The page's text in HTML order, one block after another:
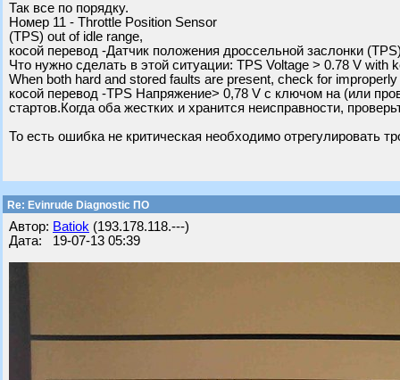
Так все по порядку.
Номер 11 - Throttle Position Sensor
(TPS) out of idle range,
косой перевод -Датчик положения дроссельной заслонки
Что нужно сделать в этой ситуации: TPS Voltage > 0.78 V
When both hard and stored faults are present, check for
косой перевод -TPS Напряжение> 0,78 V с ключом на (или
стартов.Когда оба жестких и хранится неисправности,
То есть ошибка не критическая необходимо отрегулировать
Re: Evinrude Diagnostic ПО
Автор: Batiok (193.178.118.---)
Дата: 19-07-13 05:39